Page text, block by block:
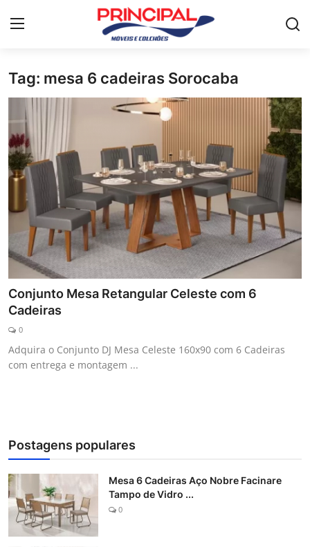
Home
Mesa de jantar
Guarda-roupa
Móveis para Sala de Estar
Colchão
Cômoda
Armário de cozinha
Camas
Galeria
Tag: mesa 6 cadeiras Sorocaba
Conjunto Mesa Retangular Celeste com 6
Cadeiras
0
Adquira o Conjunto DJ Mesa Celeste 160x90 com 6 Cadeiras
com entrega e montagem ...
Postagens populares
Mesa 6 Cadeiras Aço Nobre Facinare
Tampo de Vidro ...
0